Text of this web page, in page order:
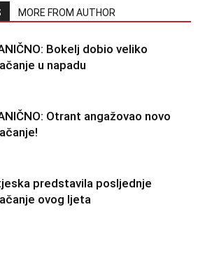
MORE FROM AUTHOR
Bokelj dobio veliko
u napadu
Otrant angažovao novo
predstavila posljednje
ovog ljeta